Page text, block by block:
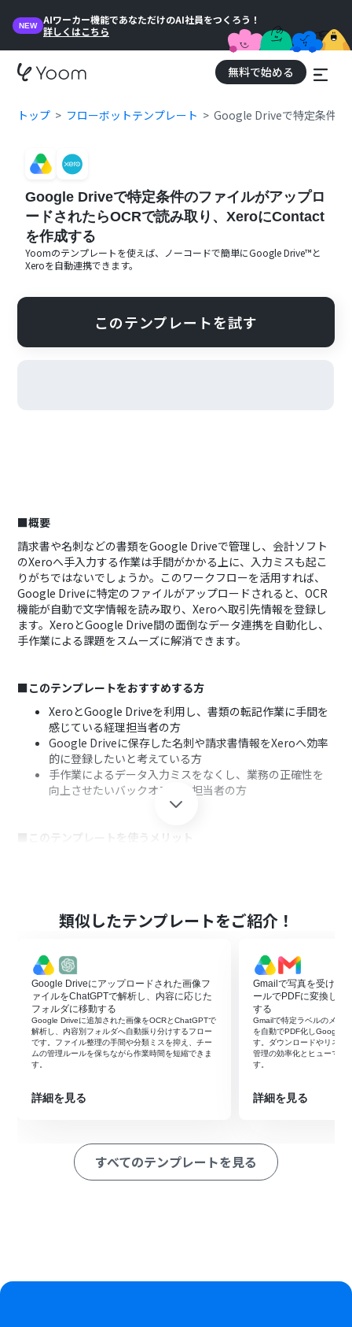
NEW
AIワーカー機能であなただけのAI社員をつくろう！
詳しくはこちら
無料で始める
トップ フローボットテンプレート Google Driveで特定条件の
Google Driveで特定条件のファイルがアップロ
ードされたらOCRで読み取り、XeroにContact
を作成する
Yoomのテンプレートを使えば、ノーコードで簡単にGoogle Drive™と
Xeroを自動連携できます。
このテンプレートを試す
■概要
請求書や名刺などの書類をGoogle Driveで管理し、会計ソフト
のXeroへ手入力する作業は手間がかかる上に、入力ミスも起こ
りがちではないでしょうか。このワークフローを活用すれば、
Google Driveに特定のファイルがアップロードされると、OCR
機能が自動で文字情報を読み取り、Xeroへ取引先情報を登録し
ます。XeroとGoogle Drive間の面倒なデータ連携を自動化し、
手作業による課題をスムーズに解消できます。
■このテンプレートをおすすめする方
XeroとGoogle Driveを利用し、書類の転記作業に手間を
感じている経理担当者の方
Google Driveに保存した名刺や請求書情報をXeroへ効率
的に登録したいと考えている方
手作業によるデータ入力ミスをなくし、業務の正確性を
向上させたいバックオフィス担当者の方
■このテンプレートを使うメリット
や記載漏れといったヒューマンエラーのリスクを軽減
■フローボットの流れ
はじめに、Google DriveとXeroをYoomと連携します
次に、トリガーでGoogle Driveを選択し、「新しくファ
イル・フォルダが作成されたら」というアクションを設定
します
次に、オペレーションで分岐機能を設定し、特定の条件
に合致した場合のみ後続の処理に進むように設定します
次に、オペレーションでGoogle Driveの「ファイルをダ
次に、オペレーションでOCR機能の「OCRで文字を抽
出」アクションを設定し、ダウンロードしたファイルから
文字情報を抽出します
ション
類似したテンプレートをご紹介！
Google Driveにアップロードされた画像フ
ァイルをChatGPTで解析し、内容に応じた
フォルダに移動する
Google Driveに追加された画像をOCRとChatGPTで
解析し、内容別フォルダへ自動振り分けするフロー
です。ファイル整理の手間や分類ミスを抑え、チー
ムの管理ルールを保ちながら作業時間を短縮できま
す。
詳細を見る
Gmailで写真を受け取
ールでPDFに変換し
する
Gmailで特定ラベルのメー
を自動でPDF化しGoogle
す。ダウンロードやリネー
管理の効率化とヒューマン
す。
詳細を見る
すべてのテンプレートを見る